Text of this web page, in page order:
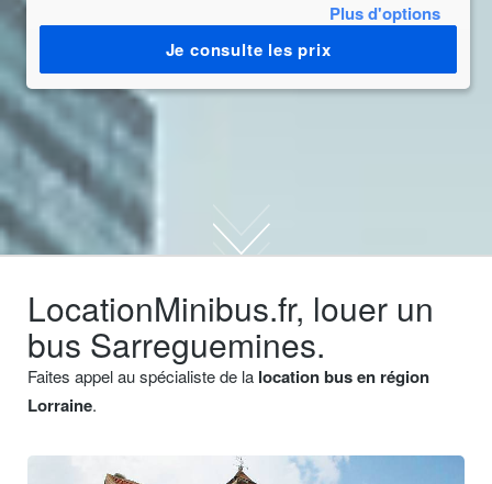
Plus d'options
Je consulte les prix
LocationMinibus.fr, louer un
bus Sarreguemines.
Faites appel au spécialiste de la location bus en région
Lorraine.